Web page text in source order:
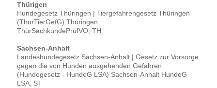
Thürigen
Hundegesetz Thüringen | Tiergefahrengesetz Thüringen
(ThürTierGefG) Thüringen
ThürSachkundePrüfVO, TH
Sachsen-Anhalt
Landeshundegesetz Sachsen-Anhalt | Gesetz zur Vorsorge
gegen die von Hunden ausgehenden Gefahren
(Hundegesetz - HundeG LSA) Sachsen-Anhalt HundeG
LSA, ST